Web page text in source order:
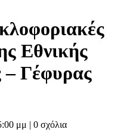
Εθνικής
Γέφυρας
μμ | 0 σχόλια